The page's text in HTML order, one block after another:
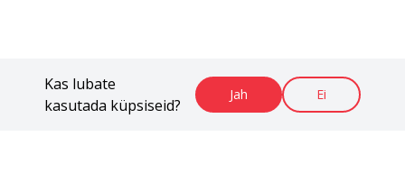
Kas lubate
kasutada küpsiseid?
Jah Ei